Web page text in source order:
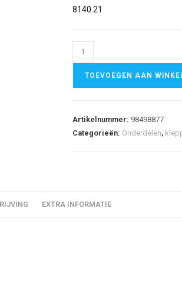
8140.21
TOEVOEGEN AAN
Artikelnummer: 98498877
Categorieën: Onderdelen,
EXTRA INFORMATIE